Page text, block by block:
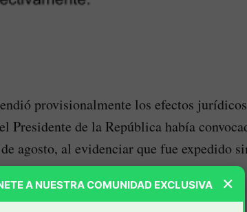
provisionalmente los efectos
Presidente de la República había
agosto, al evidenciar que fue expedido
obligatorio según la Constitución.
×
A NUESTRA COMUNIDAD EXCLUSIVA